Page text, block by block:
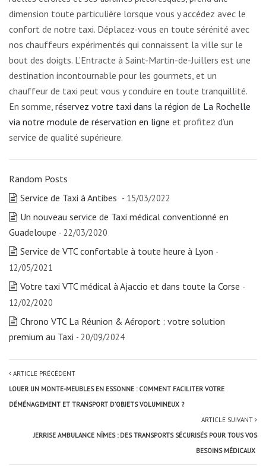
dimension toute particulière lorsque vous y accédez avec le
confort de notre taxi. Déplacez-vous en toute sérénité avec
nos chauffeurs expérimentés qui connaissent la ville sur le
bout des doigts. L’Entracte à Saint-Martin-de-Juillers est une
destination incontournable pour les gourmets, et un
chauffeur de taxi peut vous y conduire en toute tranquillité.
En somme, réservez votre taxi dans la région de La Rochelle
via notre module de réservation en ligne et profitez d’un
service de qualité supérieure.
Random Posts
Service de Taxi à Antibes - 15/03/2022
Un nouveau service de Taxi médical conventionné en
Guadeloupe - 22/03/2020
Service de VTC confortable à toute heure à Lyon -
12/05/2021
Votre taxi VTC médical à Ajaccio et dans toute la Corse -
12/02/2020
Chrono VTC La Réunion & Aéroport : votre solution
premium au Taxi - 20/09/2024
ARTICLE PRÉCÉDENT
LOUER UN MONTE-MEUBLES EN ESSONNE : COMMENT FACILITER VOTRE
DÉMÉNAGEMENT ET TRANSPORT D’OBJETS VOLUMINEUX ?
ARTICLE SUIVANT
JERRISE AMBULANCE NÎMES : DES TRANSPORTS SÉCURISÉS POUR TOUS VOS
BESOINS MÉDICAUX